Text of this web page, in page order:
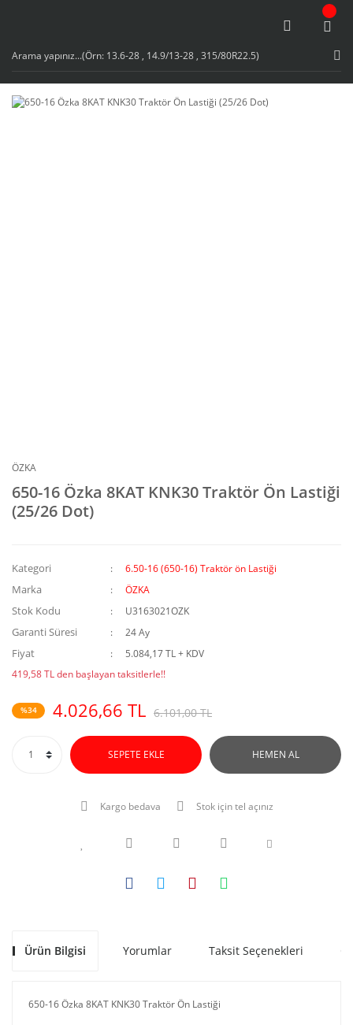
ÖZKA
650-16 Özka 8KAT KNK30 Traktör Ön Lastiği
(25/26 Dot)
Kategori 6.50-16 (650-16) Traktör ön Lastiği
Marka ÖZKA
Stok Kodu U3163021OZK
Garanti Süresi 24 Ay
Fiyat
5.084,17 TL + KDV
419,58 TL den başlayan taksitlerle!!
%34 4.026,66 TL 6.101,00 TL
SEPETE EKLE HEMEN AL
Kargo bedava Stok için tel açınız
Ürün Bilgisi Yorumlar Taksit Seçenekleri
650-16 Özka 8KAT KNK30 Traktör Ön Lastiği